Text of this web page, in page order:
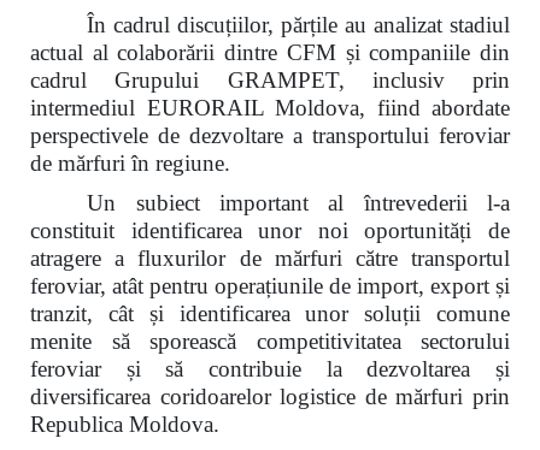
În cadrul discuțiilor, părțile au analizat stadiul
actual al colaborării dintre CFM și companiile din
cadrul Grupului GRAMPET, inclusiv prin
intermediul EURORAIL Moldova, fiind abordate
perspectivele de dezvoltare a transportului feroviar
de mărfuri în regiune.
Un subiect important al întrevederii l-a
constituit identificarea unor noi oportunități de
atragere a fluxurilor de mărfuri către transportul
feroviar, atât pentru operațiunile de import, export și
tranzit, cât și identificarea unor soluții comune
menite să sporească competitivitatea sectorului
feroviar și să contribuie la dezvoltarea și
diversificarea coridoarelor logistice de mărfuri prin
Republica Moldova.